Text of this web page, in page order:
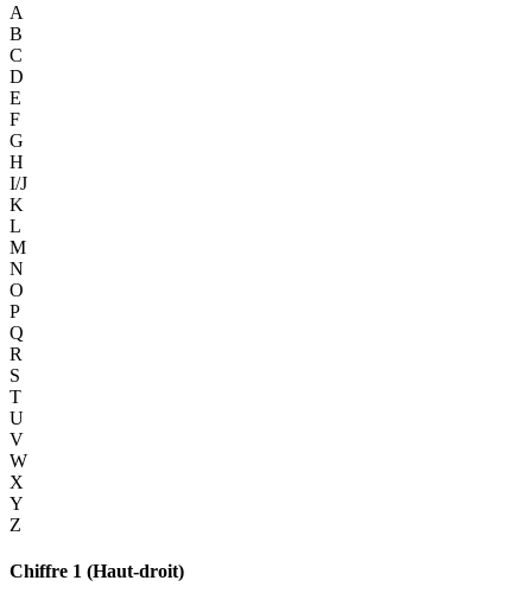
A
B
C
D
E
F
G
H
I/J
K
L
M
N
O
P
Q
R
S
T
U
V
W
X
Y
Z
Chiffre 1 (Haut-droit)